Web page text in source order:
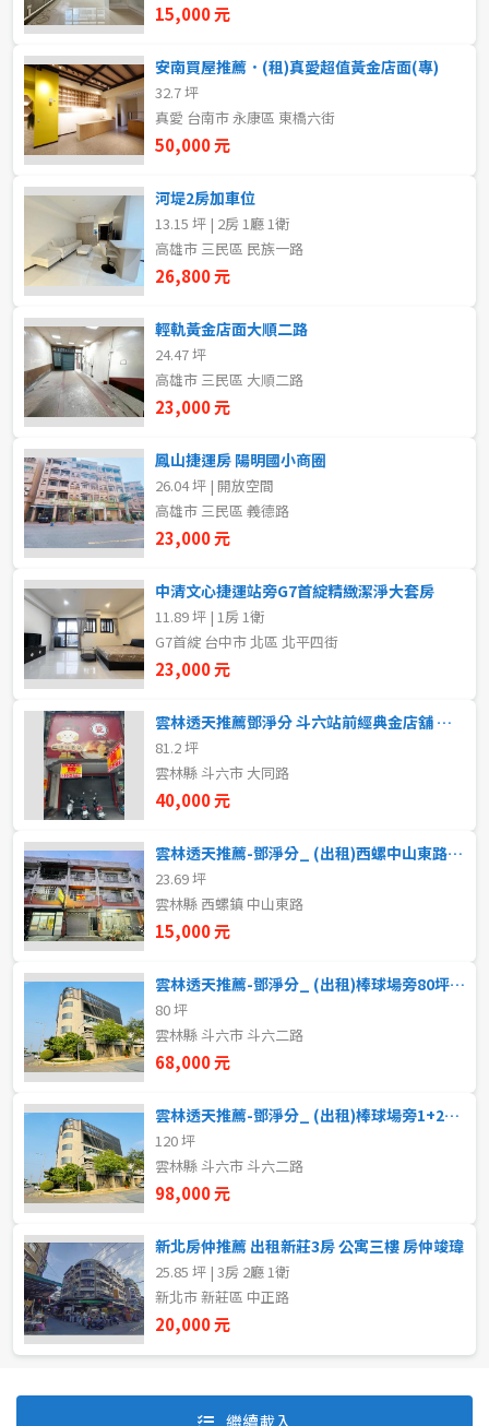
預設排序
嘉義縣
台南市
高雄市
屏東縣
台東縣
花蓮縣
金門連江
40~50 坪
60~70 坪 70~80 坪
80坪以上
~
樓層
不拘
1樓 2樓
3樓
5~10樓
21樓以上
~ 樓
格局
不拘
1房
2房
租金(元)
自租
房東自租
15,000 元
安南買屋推薦．(租)真愛超值黃金店面(專)
32.7 坪
真愛 台南市 永康區 東橋六街
50,000 元
河堤2房加車位
13.15 坪 | 2房 1廳 1衛
高雄市 三民區 民族一路
26,800 元
輕軌黃金店面大順二路
24.47 坪
高雄市 三民區 大順二路
23,000 元
鳳山捷運房 陽明國小商圈
26.04 坪 | 開放空間
高雄市 三民區 義德路
23,000 元
中清文心捷運站旁G7首綻精緻潔淨大套房
11.89 坪 | 1房 1衛
G7首綻 台中市 北區 北平四街
23,000 元
雲林透天推薦鄧淨分 斗六站前經典金店舖 精彩生意絕佳據點
81.2 坪
雲林縣 斗六市 大同路
40,000 元
雲林透天推薦-鄧淨分_ (出租)西螺中山東路透天店住
23.69 坪
雲林縣 西螺鎮 中山東路
15,000 元
雲林透天推薦-鄧淨分_ (出租)棒球場旁80坪寬敞店面
80 坪
雲林縣 斗六市 斗六二路
68,000 元
雲林透天推薦-鄧淨分_ (出租)棒球場旁1+2樓140坪大店面
120 坪
雲林縣 斗六市 斗六二路
98,000 元
新北房仲推薦 出租新莊3房 公寓三樓 房仲竣瑋
25.85 坪 | 3房 2廳 1衛
新北市 新莊區 中正路
20,000 元
繼續載入